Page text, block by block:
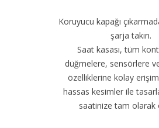
Koruyucu kapağı
şarja takın.
Saat kasası, tüm
düğmelere, sensörlere
özelliklerine kolay
hassas kesimler ile
saatinize tam olarak